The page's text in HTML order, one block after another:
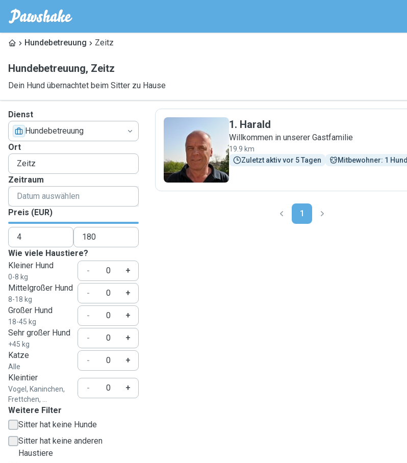
Hundebetreuung Zeitz
Hundebetreuung, Zeitz
Dein Hund übernachtet beim Sitter zu Hause
Dienst
Hundebetreuung
Ort
Zeitraum
Preis (EUR)
Wie viele Haustiere?
Kleiner Hund
0-8 kg
-
+
Mittelgroßer Hund
8-18 kg
-
+
Großer Hund
18-45 kg
-
+
Sehr großer Hund
+45 kg
-
+
Katze
Alle
-
+
Kleintier
Vogel, Kaninchen,
Frettchen, ...
- +
Weitere Filter
Sitter hat keine Hunde
Sitter hat keine anderen
Haustiere
H
1. Harald
Willkommen in unserer Gastfamilie
19.9 km
Zuletzt aktiv vor 5 Tagen
Mitbewohner: 1 Hund
1